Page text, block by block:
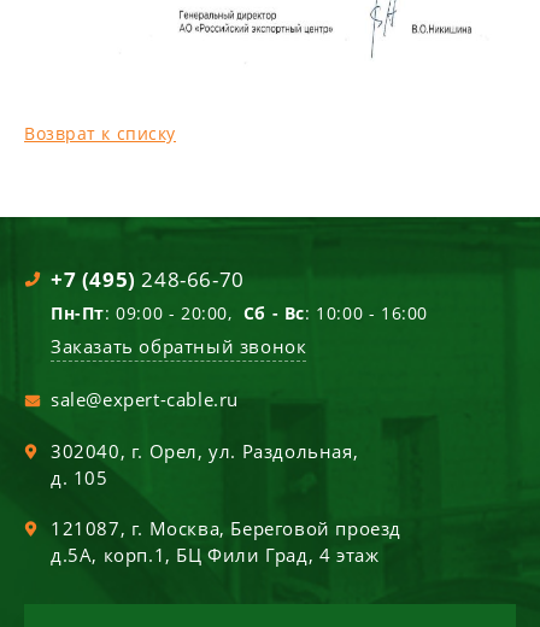
Возврат к списку
+7 (495) 248-66-70
Пн-Пт: 09:00 - 20:00, Сб - Вс: 10:00 - 16:00
Заказать обратный звонок
sale@expert-cable.ru
302040, г. Орел,ул. Раздольная,
д. 105
121087, г. Москва, Береговой проезд
д.5А, корп.1, БЦ Фили Град, 4 этаж